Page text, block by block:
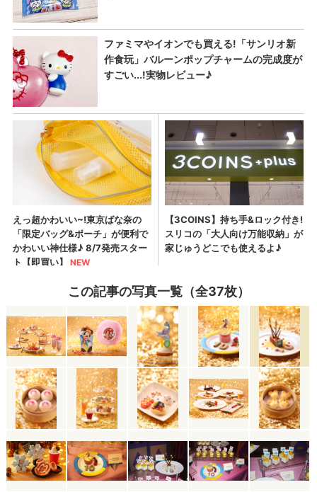
この記事の写真一覧（全37枚）